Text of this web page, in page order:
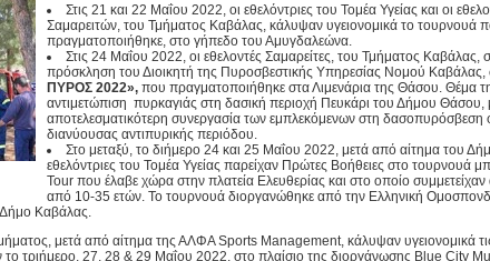
Στις 21 και 22 Μαΐου 2022, οι εθελόντριες του Τομέα Υγείας και οι
Σαμαρειτών, του Τμήματος Καβάλας, κάλυψαν υγειονομικά το τουρνουά
πραγματοποιήθηκε, στο γήπεδο του Αμυγδαλεώνα.
Στις 24 Μαΐου 2022, οι εθελοντές Σαμαρείτες, του Τμήματος Καβάλας,
πρόσκληση του Διοικητή της Πυροσβεστικής Υπηρεσίας Νομού Καβάλας,
ΠΥΡΟΣ 2022», που πραγματοποιήθηκε στα Λιμενάρια της Θάσου. Θέμα
αντιμετώπιση πυρκαγιάς στη δασική περιοχή Πευκάρι του Δήμου Θάσου,
αποτελεσματικότερη συνεργασία των εμπλεκόμενων στη δασοπυρόσβεση
διανύουσας αντιπυρικής περιόδου.
Στο μεταξύ, το διήμερο 24 και 25 Μαΐου 2022, μετά από αίτημα του
εθελόντριες του Τομέα Υγείας παρείχαν Πρώτες Bοήθειες στο τουρνουά
Tour που έλαβε χώρα στην πλατεία Ελευθερίας και στο οποίο συμμετείχαν
από 10-35 ετών. Το τουρνουά διοργανώθηκε από την Ελληνική
Δήμο Καβάλας.
μετά από αίτημα της ΑΛΦΑ Sports Management, κάλυψαν υγειονομικά
τριήμερο, 27, 28 & 29 Μαΐου 2022, στο πλαίσιο της διοργάνωσης Blue City